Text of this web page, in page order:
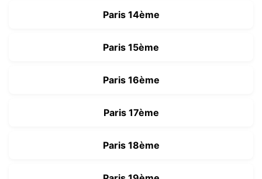
Paris 14ème
Paris 15ème
Paris 16ème
Paris 17ème
Paris 18ème